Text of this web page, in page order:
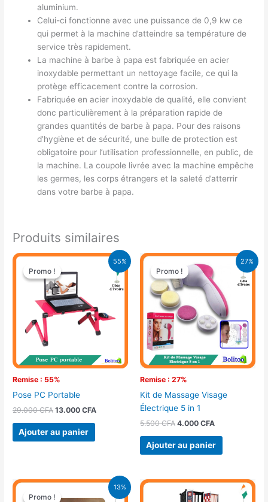
aluminium.
Celui-ci fonctionne avec une puissance de 0,9 kw ce
qui permet à la machine d’atteindre sa température de
service très rapidement.
La machine à barbe à papa est fabriquée en acier
inoxydable permettant un nettoyage facile, ce qui la
protège efficacement contre la corrosion.
Fabriquée en acier inoxydable de qualité, elle convient
donc particulièrement à la préparation rapide de
grandes quantités de barbe à papa. Pour des raisons
d’hygiène et de sécurité, une bulle de protection est
obligatoire pour l’utilisation professionnelle, en public, de
la machine. La coupole livrée avec la machine empêche
les germes, les corps étrangers et la saleté d’atterrir
dans votre barbe à papa.
Produits similaires
55%
Promo !
Remise : 55%
Promo !
Pose PC Portable
29.000CFA
Le
prix
initial
était :
29.000 CFA.
13.000CFA
Le
prix
actuel
est :
Ajouter au panier
27%
Promo !
Remise : 27%
Promo !
Kit de Massage Visage
Électrique 5 in 1
5.500CFA
Le
prix
initial
était :
5.500 CFA.
4.000 CFA
Le
est :
4.000 CFA.
Ajouter au panier
13%
Promo !
Promo !
Le
prix
Le